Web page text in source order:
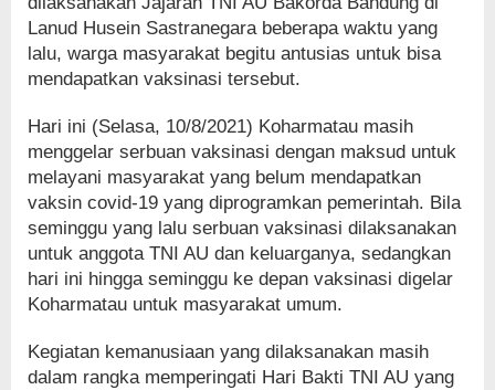
Lanud Husein Sastranegara beberapa waktu yang
lalu, warga masyarakat begitu antusias untuk bisa
mendapatkan vaksinasi tersebut.
Hari ini (Selasa, 10/8/2021) Koharmatau masih
menggelar serbuan vaksinasi dengan maksud untuk
melayani masyarakat yang belum mendapatkan
vaksin covid-19 yang diprogramkan pemerintah. Bila
seminggu yang lalu serbuan vaksinasi dilaksanakan
untuk anggota TNI AU dan keluarganya, sedangkan
hari ini hingga seminggu ke depan vaksinasi digelar
Koharmatau untuk masyarakat umum.
Kegiatan kemanusiaan yang dilaksanakan masih
dalam rangka memperingati Hari Bakti TNI AU yang